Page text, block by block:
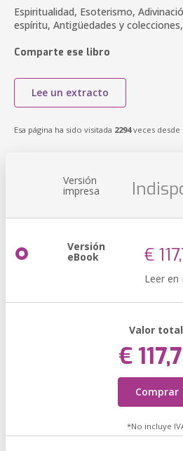
Espiritualidad, Esoterismo,
espíritu, Antigüedades y
Comparte ese libro
Lee un extracto
Esa página ha sido visitada 2294veces desde
Versión
impresa
Versión
eBook €
Leer en
Valor
€
Comprar
*No incluye